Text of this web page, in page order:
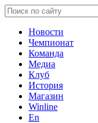
Новости
Чемпионат
Команда
Медиа
Клуб
История
Магазин
Winline
En